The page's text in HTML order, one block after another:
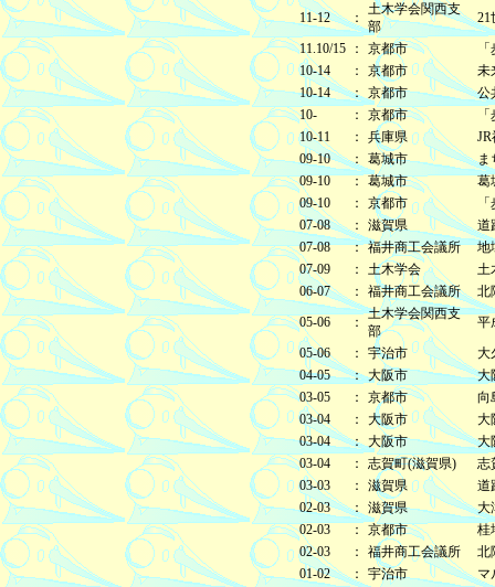
11-12
：
土木学会関西支
部
21
11.10/15
： 京都市
10-14
： 京都市
未
10-14
： 京都市
公
10-
： 京都市
10-11
： 兵庫県
09-10
： 葛城市
ま
09-10
： 葛城市
葛
09-10
： 京都市
07-08
： 滋賀県
道
07-08
： 福井商工会議所
地
07-09
： 土木学会
土
06-07
： 福井商工会議所
北
05-06
：
土木学会関西支
部
平
05-06
： 宇治市
大
04-05
： 大阪市
大
03-05
： 京都市
向
03-04
： 大阪市
大
03-04
： 大阪市
大
03-04
： 志賀町(滋賀県)
志
03-03
： 滋賀県
道
02-03
： 滋賀県
大
02-03
： 京都市
桂
02-03
： 福井商工会議所
北
01-02
： 宇治市
マ